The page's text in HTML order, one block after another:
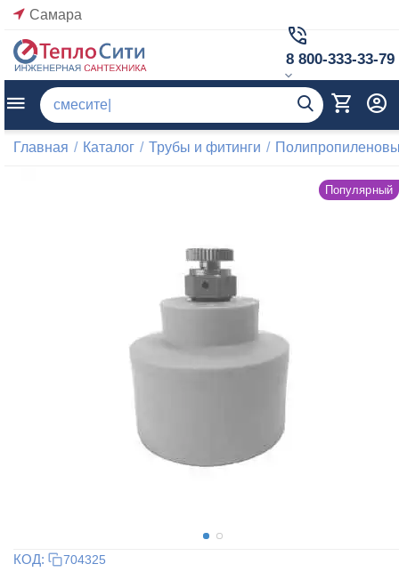
Самара
8 800-333-33-79
Главная / Каталог / Трубы и фитинги /
Популярный
КОД: 704325